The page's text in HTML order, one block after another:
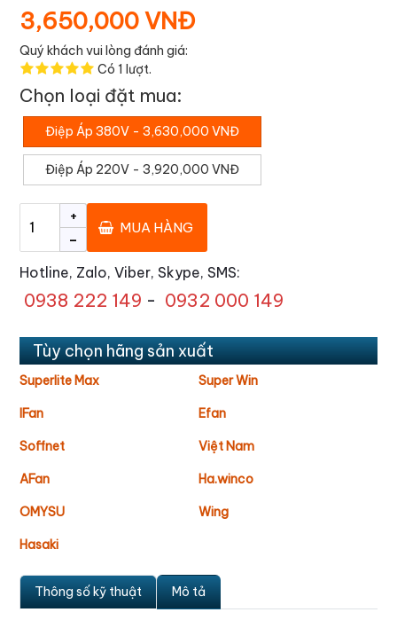
3,650,000 VNĐ
Quý khách vui lòng đánh giá:
Có 1 lượt.
Chọn loại đặt mua:
Điệp Áp 380V - 3,630,000 VNĐ
Điệp Áp 220V - 3,920,000 VNĐ
-
+
MUA HÀNG
Hotline, Zalo, Viber, Skype, SMS:
0938 222 149 - 0932 000 149
Tùy chọn hãng sản xuất
Superlite Max Super Win
IFan Efan
Soffnet Việt Nam
AFan Ha.winco
OMYSU Wing
Hasaki
Thông số kỹ thuật Mô tả